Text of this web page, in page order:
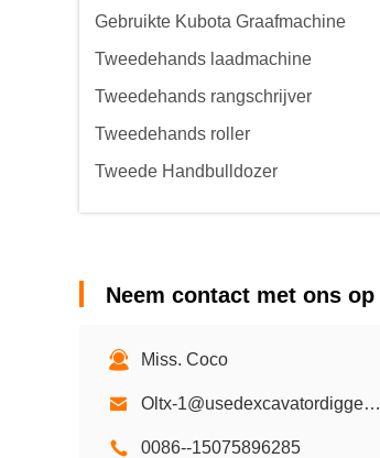
Gebruikte Kubota Graafmachine
Tweedehands laadmachine
Tweedehands rangschrijver
Tweedehands roller
Tweede Handbulldozer
Neem contact met ons op
Miss. Coco
Oltx-1@usedexcavatordigger.com
0086--15075896285